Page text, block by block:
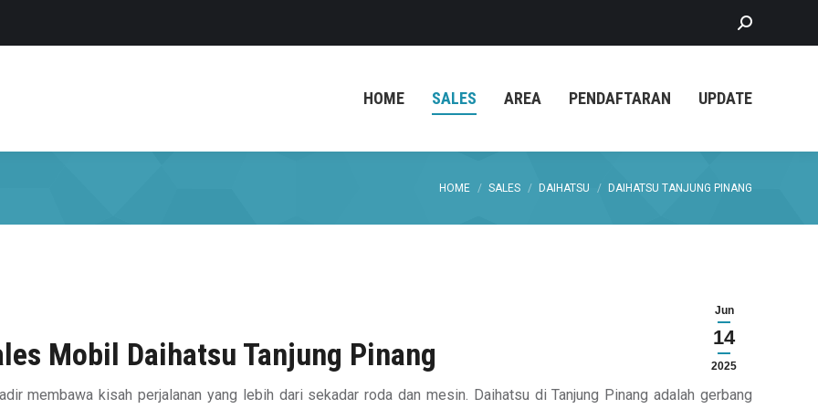
Search:
HOME SALES AREA PENDAFTARAN UPDATE
You are here:
HOME SALES DAIHATSU DAIHATSU TANJUNG PINANG
Jun
14
2025
Mobil Daihatsu Tanjung Pinang
membawa kisah perjalanan yang lebih dari sekadar roda dan mesin. Daihatsu di Tanjung Pinang adalah gerbang